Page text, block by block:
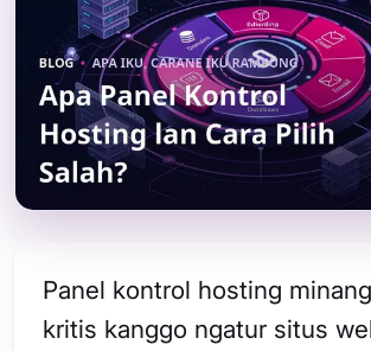
Panel kontrol hosting
kritis kanggo ngatur situs